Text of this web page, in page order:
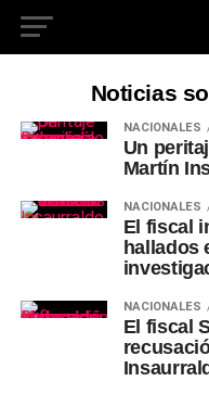
Noticias
NACIONALES
Un
Martín
NACIONALES
El fiscal
hallados
NACIONALES
El fiscal